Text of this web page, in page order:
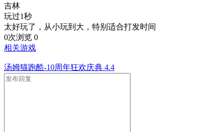
吉林
玩过1秒
太好玩了，从小玩到大，特别适合打发时间
0次浏览 0
相关游戏
汤姆猫跑酷-10周年狂欢庆典 4.4